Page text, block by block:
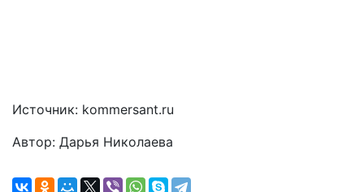
Источник: kommersant.ru
Автор: Дарья Николаева